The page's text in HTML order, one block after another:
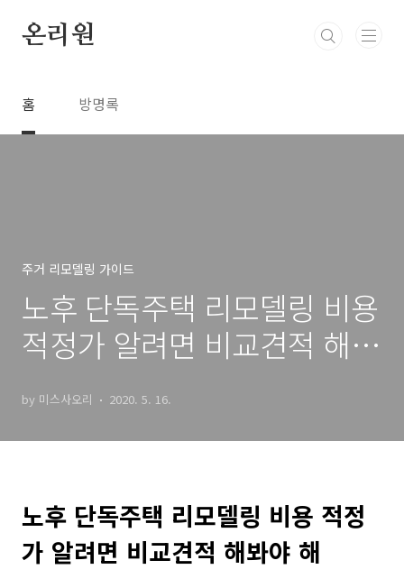
온리원
홈 방명록
주거 리모델링 가이드
노후 단독주택 리모델링 비용
적정가 알려면 비교견적 해봐
by 미스사오리 2020. 5. 16.
노후 단독주택 리모델링 비용 적정
가 알려면 비교견적 해봐야 해